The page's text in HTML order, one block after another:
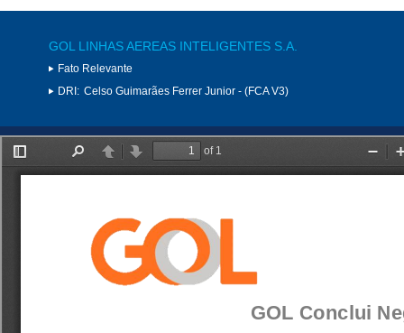
GOL LINHAS AEREAS INTELIGENTES S.A.
Fato Relevante
DRI: Celso Guimarães Ferrer Junior - (FCA V3)